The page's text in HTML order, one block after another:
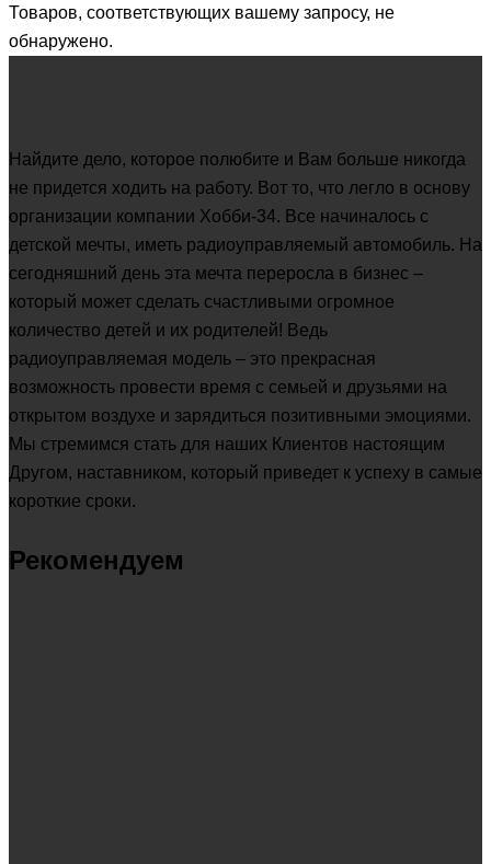
составляла
11,990 ₽.
8,990 ₽.
Товаров, соответствующих вашему запросу, не
обнаружено.
Найдите дело, которое полюбите и Вам больше никогда
не придется ходить на работу. Вот то, что легло в основу
организации компании Хобби-34. Все начиналось с
детской мечты, иметь радиоуправляемый автомобиль. На
сегодняшний день эта мечта переросла в бизнес –
который может сделать счастливыми огромное
количество детей и их родителей! Ведь
радиоуправляемая модель – это прекрасная
возможность провести время с семьей и друзьями на
открытом воздухе и зарядиться позитивными эмоциями.
Мы стремимся стать для наших Клиентов настоящим
Другом, наставником, который приведет к успеху в самые
короткие сроки.
Рекомендуем